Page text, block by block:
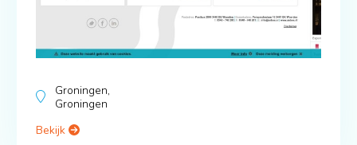
Groningen,
Groningen
Bekijk